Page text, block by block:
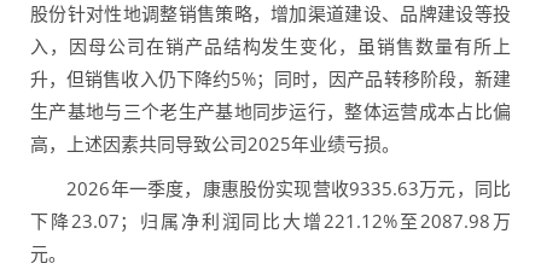
股份针对性地调整销售策略，增加渠道建设、品牌建设等投
入，因母公司在销产品结构发生变化，虽销售数量有所上
升，但销售收入仍下降约5%；同时，因产品转移阶段，新建
生产基地与三个老生产基地同步运行，整体运营成本占比偏
高，上述因素共同导致公司2025年业绩亏损。
2026年一季度，康惠股份实现营收9335.63万元，同比
下降23.07；归属净利润同比大增221.12%至2087.98万
元。